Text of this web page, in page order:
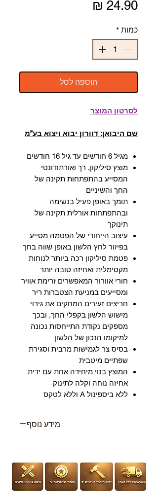
כמות *
הוספה לסל
לסרטון המוצר
שם היבואן: דוורון יבוא ויצוא בע”מ
מגיל 6 חודשים עד גיל 16 חודשים
מוצץ סיליקון, רך ואורתודונטי
המסייע בהתפתחות תקינה של
החך והשיניים
תומך באופן פעיל בנשימה
ובהתפתחות אורלית תקינה של
תינוקך
עיצוב הייחודי של הפטמה מסייע
בפיזור לחץ הלשון באופן שווה בחך
פטמת סיליקון רכה ביותר לנוחות
מקסימלית ואחיזה טובה יותר
חורי אוורור המאפשרים זרימת אוויר
ומסייעים במניעת הצטברות ריר
חריצים זעירים המחקים את גירוי
מישוש הלשון בקפלי החך, ובכך
מספקים נקודת התייחסות נכונה
למיקומו הנכון של הלשון
בסיס צר לגמישות מרבית וסגירת
שפתיים מיטבית
המוצץ בנוי מיחידה אחת עם ידית
אחיזה נוחה וקלה לתינוק
ללא ביספינול A וללא לטקס
מידע נוסף
את התינוקות וגם את הורים, במגוון
עיצובים ודגמים אופנתיים לתינוקות.